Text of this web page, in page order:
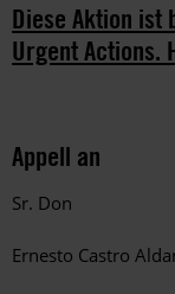
Diese Aktion ist
Urgent Actions.
Appell an
Sr. Don
Ernesto Castro